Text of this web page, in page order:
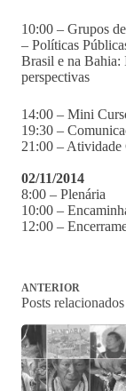
10:00 – Grupos
– Políticas
Brasil e na Bahia:
perspectivas
14:00 – Mini
19:30 –
21:00 – Atividade
02/11/2014
8:00 – Plenária
10:00 –
12:00 –
ANTERIOR
Posts relacionados